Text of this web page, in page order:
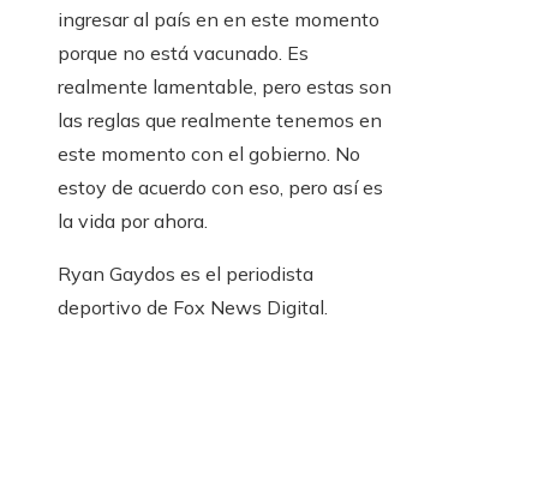
ingresar al país en en este momento
porque no está vacunado. Es
realmente lamentable, pero estas son
las reglas que realmente tenemos en
este momento con el gobierno. No
estoy de acuerdo con eso, pero así es
la vida por ahora.
Ryan Gaydos es el periodista
deportivo de Fox News Digital.